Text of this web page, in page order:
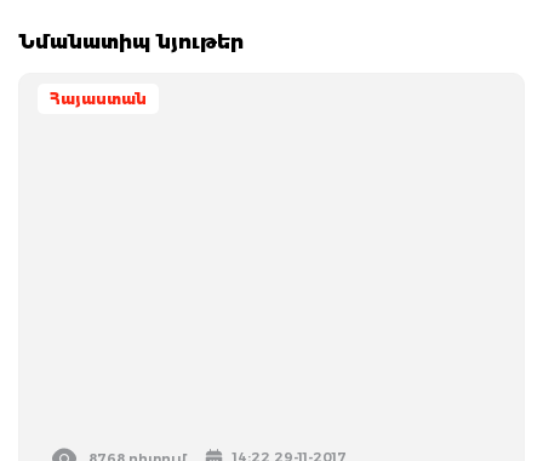
Նմանատիպ նյութեր
Հայաստան
14:22 29-11-2017